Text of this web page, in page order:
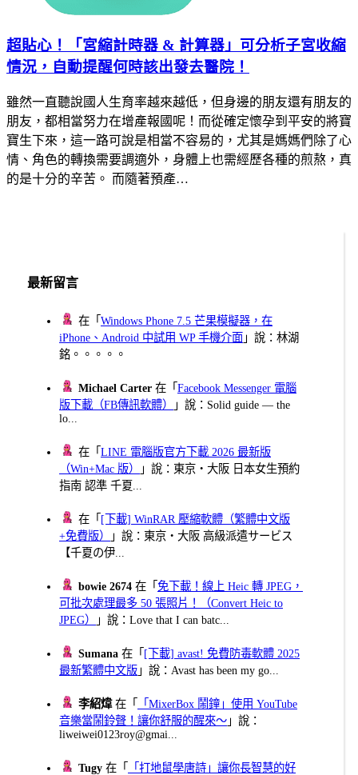
超貼心！「宮縮計時器 & 計算器」可分析子宮收縮
情況，自動提醒何時該出發去醫院！
雖然一直聽說國人生育率越來越低，但身邊的朋友還有朋友的
朋友，都相當努力在增產報國呢！而從確定懷孕到平安的將寶
寶生下來，這一路可說是相當不容易的，尤其是媽媽們除了心
情、角色的轉換需要調適外，身體上也需經歷各種的煎熬，真
的是十分的辛苦。 而隨著預產…
最新留言
在「Windows Phone 7.5 芒果模擬器，在
iPhone、Android 中試用 WP 手機介面 」說：林湖
銘。。。。。
Michael Carter 在「Facebook Messenger 電腦
版下載（FB傳訊軟體）
」說：Solid guide — the
lo...
在「LINE 電腦版官方下載 2026 最新版
（Win+Mac 版）
」說：東京・大阪 日本女生預約
指南 認準 千夏...
在「 [下載] WinRAR 壓縮軟體（繁體中文版
+免費版）
」說：東京・大阪 高級派遣サービス
【千夏の伊...
bowie 2674 在「免下載！線上 Heic 轉 JPEG，
可批次處理最多 50 張照片！（Convert Heic to
JPEG）
」說：Love that I can batc...
Sumana 在「 [下載] avast! 免費防毒軟體 2025
最新繁體中文版 」說：Avast has been my go...
李紹煒在「
「MixerBox 鬧鐘」使用 YouTube
音樂當鬧鈴聲！讓你舒服的醒來～ 」說：
liweiwei0123roy@gmai...
Tugy 在「
「打地鼠學唐詩」讓你長智慧的好